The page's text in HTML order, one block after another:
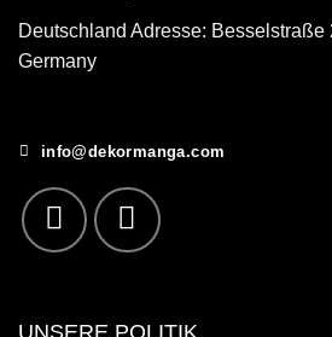
Deutschland Adresse: Besselstraße
Germany
info@dekormanga.com